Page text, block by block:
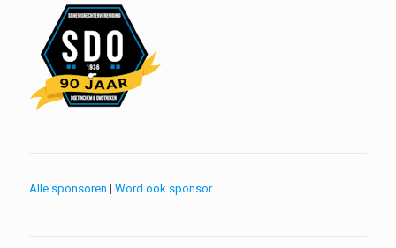
Alle sponsoren | Word ook sponsor